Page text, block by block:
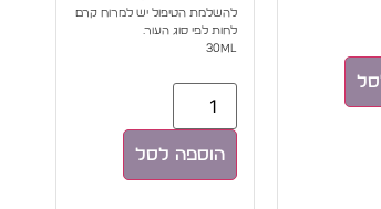
להשלמת הטיפול יש למרוח קרם
לחות לפי סוג העור.
30ml
הוספה לסל